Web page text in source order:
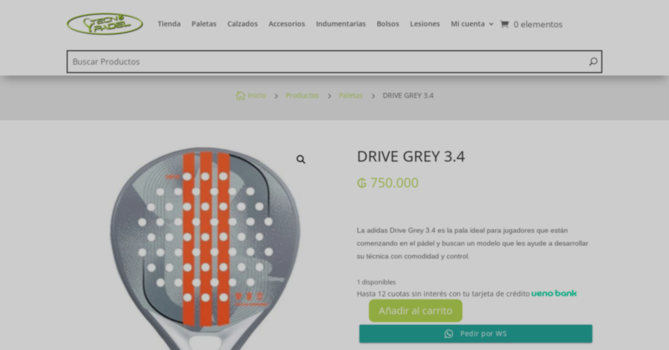
Tienda Paletas Calzados Accesorios Indumentarias Bolsos Lesiones Mi cuenta 0 elementos
 Inicio 5 Productos 5 Paletas 5 DRIVE GREY 3.4
DRIVE GREY 3.4
₲ 750.000
La adidas Drive Grey 3.4 es la pala ideal para jugadores que están
comenzando en el pádel y buscan un modelo que les ayude a desarrollar
su técnica con comodidad y control.
1 disponibles
Hasta 12 cuotas sin interés con tu tarjeta de crédito
DRIVE
GREY
Añadir al carrito
Pedir por WS